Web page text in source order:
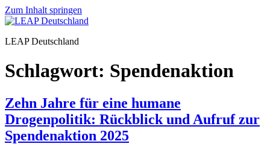
Zum Inhalt springen
LEAP Deutschland
Schlagwort: Spendenaktion
Zehn Jahre für eine humane
Drogenpolitik: Rückblick und Aufruf zur
Spendenaktion 2025